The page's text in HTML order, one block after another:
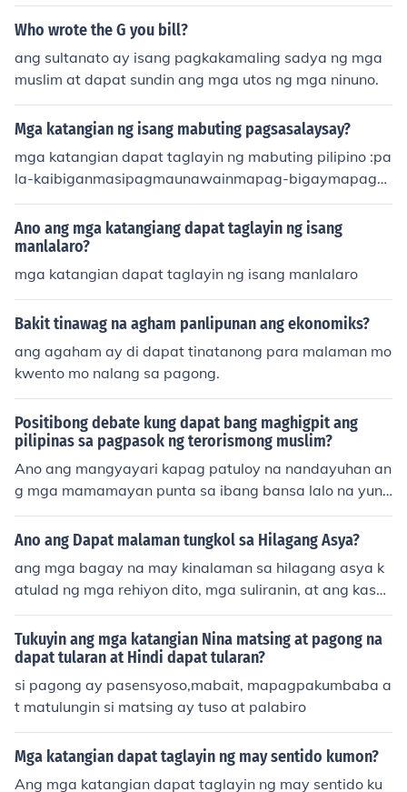
Who wrote the G you bill?
ang sultanato ay isang pagkakamaling sadya ng mga
muslim at dapat sundin ang mga utos ng mga ninuno.
Mga katangian ng isang mabuting pagsasalaysay?
mga katangian dapat taglayin ng mabuting pilipino :pa
la-kaibiganmasipagmaunawainmapag-bigaymapag-a
lagamapag-mahalmasayahinmagalangmalambingma
tulunginmaka-diyosmaka-kalikasanmaka-bansamabai
tmaka-tao
Ano ang mga katangiang dapat taglayin ng isang
manlalaro?
mga katangian dapat taglayin ng isang manlalaro
Bakit tinawag na agham panlipunan ang ekonomiks?
ang agaham ay di dapat tinatanong para malaman mo
kwento mo nalang sa pagong.
Positibong debate kung dapat bang maghigpit ang
pilipinas sa pagpasok ng terorismong muslim?
Ano ang mangyayari kapag patuloy na nandayuhan an
g mga mamamayan punta sa ibang bansa lalo na yung
mga skilled at professional?
Ano ang Dapat malaman tungkol sa Hilagang Asya?
ang mga bagay na may kinalaman sa hilagang asya k
atulad ng mga rehiyon dito, mga suliranin, at ang kasa
ysayan nito.
Tukuyin ang mga katangian Nina matsing at pagong na
dapat tularan at Hindi dapat tularan?
si pagong ay pasensyoso,mabait, mapagpakumbaba a
t matulungin si matsing ay tuso at palabiro
Mga katangian dapat taglayin ng may sentido kumon?
Ang mga katangian dapat taglayin ng may sentido ku